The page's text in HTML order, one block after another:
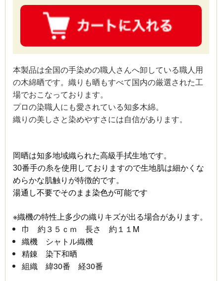
本製品は全国の手染めの職人さんへ卸している職人用
の木綿晒です。 織りも晒もすべて国内の厳選された工
場でおこなっております。
プロの染職人にも愛されている知多木綿。
織りの美しさと染めやすさには自信があります。
岡晒は知多地域織られた高級手拭生地です。
30番手の糸を使用しておりますので生地肌は細かくな
めらかな肌触りが特徴的です。
湯通し不要でそのまま染色が可能です
※織機の特性上多少の織りキズが出る場合があります。
巾 約３５ｃｍ 長さ 約１１M
織機 シャトル織機
精錬 染下和晒
組織 緯30番 経30番